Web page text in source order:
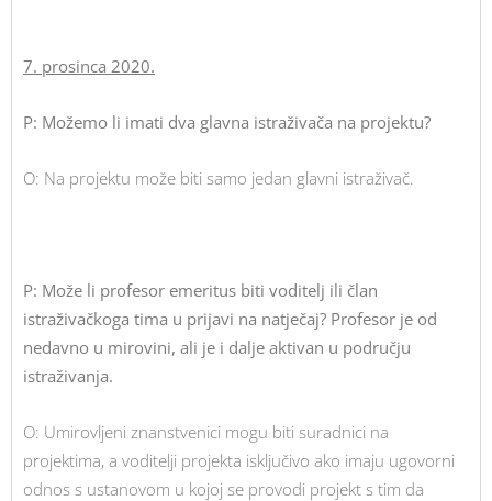
7. prosinca 2020.
P: Možemo li imati dva glavna istraživača na projektu?
O: Na projektu može biti samo jedan glavni istraživač.
P: Može li profesor emeritus biti voditelj ili član
istraživačkoga tima u prijavi na natječaj? Profesor je od
nedavno u mirovini, ali je i dalje aktivan u području
istraživanja.
O: Umirovljeni znanstvenici mogu biti suradnici na
projektima, a voditelji projekta isključivo ako imaju ugovorni
odnos s ustanovom u kojoj se provodi projekt s tim da